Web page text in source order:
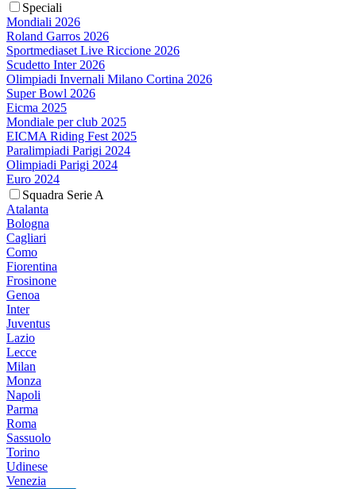
Speciali
Mondiali 2026
Roland Garros 2026
Sportmediaset Live Riccione 2026
Scudetto Inter 2026
Olimpiadi Invernali Milano Cortina 2026
Super Bowl 2026
Eicma 2025
Mondiale per club 2025
EICMA Riding Fest 2025
Paralimpiadi Parigi 2024
Olimpiadi Parigi 2024
Euro 2024
Squadra Serie A
Atalanta
Bologna
Cagliari
Como
Fiorentina
Frosinone
Genoa
Inter
Juventus
Lazio
Lecce
Milan
Monza
Napoli
Parma
Roma
Sassuolo
Torino
Udinese
Venezia